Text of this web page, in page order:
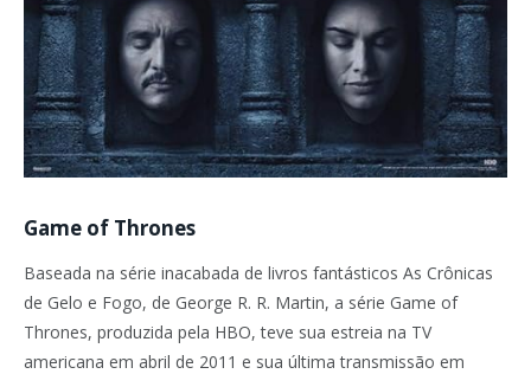
Game of Thrones
Baseada na série inacabada de livros fantásticos As Crônicas
de Gelo e Fogo, de George R. R. Martin, a série Game of
Thrones, produzida pela HBO, teve sua estreia na TV
americana em abril de 2011 e sua última transmissão em